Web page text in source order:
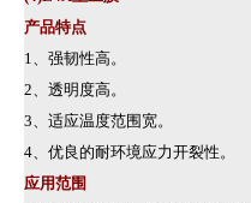
产品特点
1、强韧性高。
2、透明度高。
3、适应温度范围宽。
4、优良的耐环境应力开裂性。
应用范围